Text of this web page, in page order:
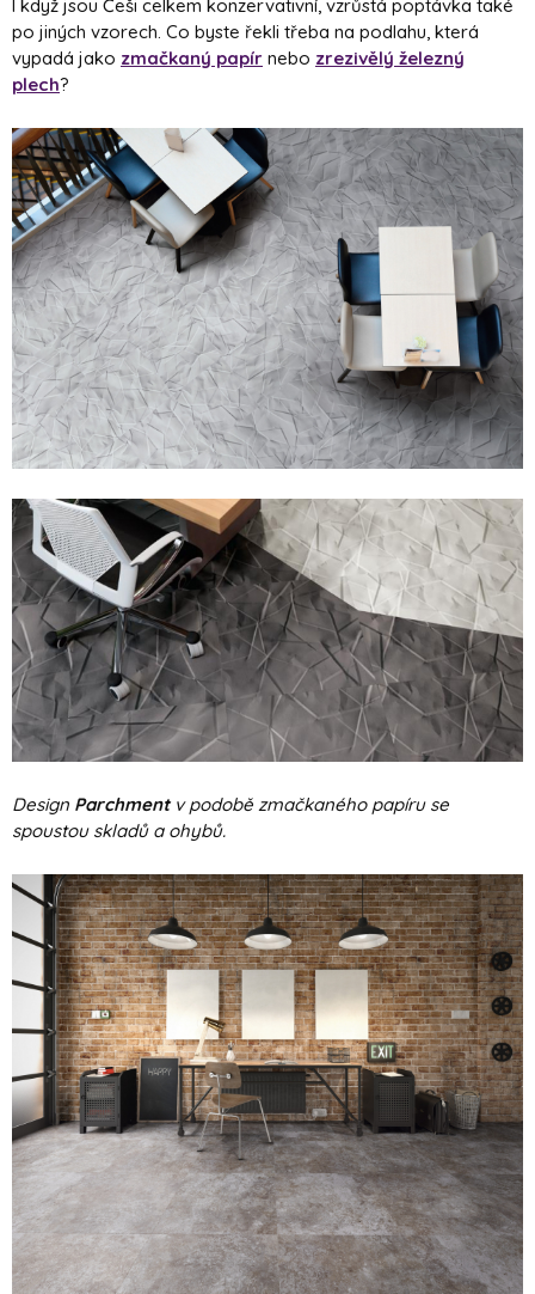
I když jsou Češi celkem konzervativní, vzrůstá poptávka také
po jiných vzorech. Co byste řekli třeba na podlahu, která
vypadá jako zmačkaný papír nebo zrezivělý železný
plech?
Design Parchmentv podobě zmačkaného papíru se
spoustou skladů a ohybů.